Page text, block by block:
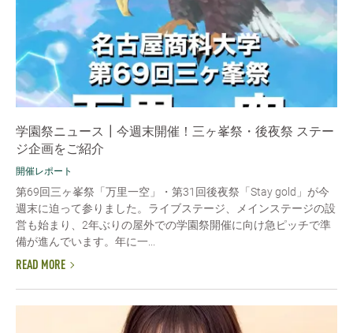
学園祭ニュース┃今週末開催！三ヶ峯祭・後夜祭 ステー
ジ企画をご紹介
開催レポート
第69回三ヶ峯祭「万里一空」・第31回後夜祭「Stay gold」が今
週末に迫って参りました。ライブステージ、メインステージの設
営も始まり、2年ぶりの屋外での学園祭開催に向け急ピッチで準
備が進んでいます。年に一...
READ MORE